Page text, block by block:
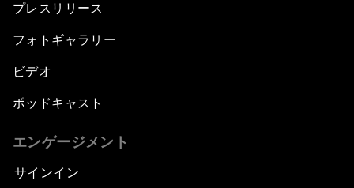
プレスリリース
フォトギャラリー
ビデオ
ポッドキャスト
エンゲージメント
サインイン